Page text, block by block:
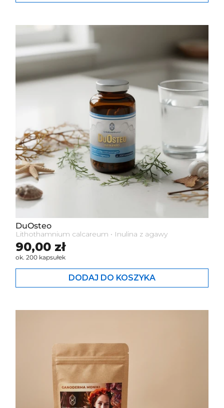
Cena standardowa
90,00 zł
ok. 200 kapsułek
DuOsteo
Lithothamnium calcareum • Inulina z agawy
DODAJ DO KOSZYKA